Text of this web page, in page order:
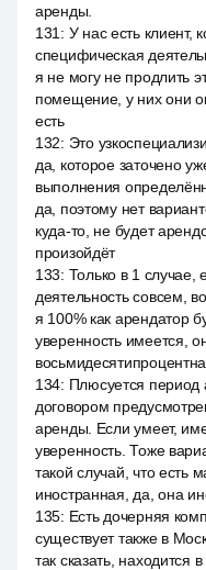
аренды.
131 : У нас есть клиент,
специфическая
я не могу не продлить
помещение, у них они
есть
132: Это
да, которое заточено
выполнения
да, поэтому нет
куда-то, не будет
произойдёт
133: Только в 1 случае,
деятельность совсем,
я 100% как арендатор
уверенность имеется,
134: Плюсуется период
договором
аренды. Если умеет,
уверенность. Тоже
такой случай, что есть
иностранная, да, она
135: Есть дочерняя
существует также в
так сказать, находится